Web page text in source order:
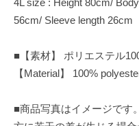
56cm/ Sleeve length 26cm
■【素材】 ポリエステル
【Material】 100%
■商品写真はイメージです